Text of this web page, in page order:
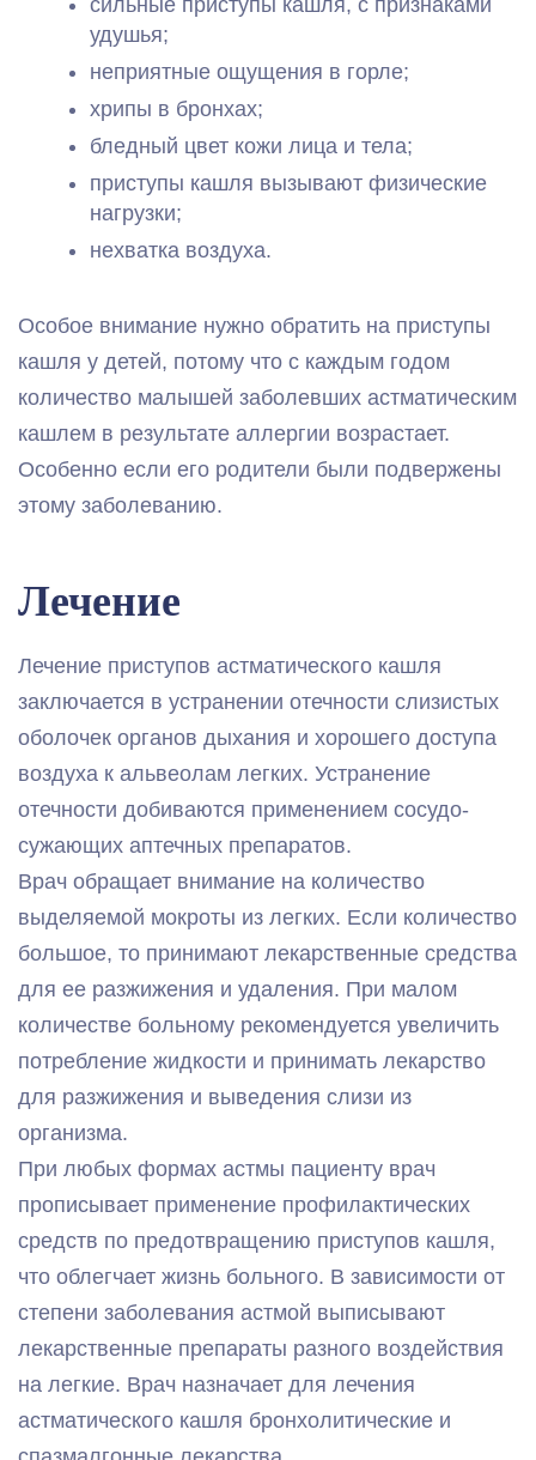
сильные приступы кашля, с признаками
удушья;
неприятные ощущения в горле;
хрипы в бронхах;
бледный цвет кожи лица и тела;
приступы кашля вызывают физические
нагрузки;
нехватка воздуха.
Особое внимание нужно обратить на приступы
кашля у детей, потому что с каждым годом
количество малышей заболевших астматическим
кашлем в результате аллергии возрастает.
Особенно если его родители были подвержены
этому заболеванию.
Лечение
Лечение приступов астматического кашля
заключается в устранении отечности слизистых
оболочек органов дыхания и хорошего доступа
воздуха к альвеолам легких. Устранение
отечности добиваются применением сосудо-
сужающих аптечных препаратов.
Врач обращает внимание на количество
выделяемой мокроты из легких. Если количество
большое, то принимают лекарственные средства
для ее разжижения и удаления. При малом
количестве больному рекомендуется увеличить
потребление жидкости и принимать лекарство
для разжижения и выведения слизи из
организма.
При любых формах астмы пациенту врач
прописывает применение профилактических
средств по предотвращению приступов кашля,
что облегчает жизнь больного. В зависимости от
степени заболевания астмой выписывают
лекарственные препараты разного воздействия
на легкие. Врач назначает для лечения
астматического кашля бронхолитические и